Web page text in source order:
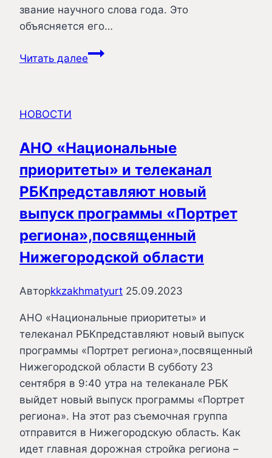
звание научного слова года. Это
объясняется его…
Читать далееНа
слово
года
науке
в
2024
НОВОСТИ
АНО «Национальные
приоритеты» и телеканал
РБКпредставляют новый
выпуск программы «Портрет
региона»,посвященный
Нижегородской области
Авторkkzakhmatyurt 25.09.2023
АНО «Национальные приоритеты» и
телеканал РБКпредставляют новый выпуск
программы «Портрет региона»,посвященный
Нижегородской области В субботу 23
сентября в 9:40 утра на телеканале РБК
выйдет новый выпуск программы «Портрет
региона». На этот раз съемочная группа
отправится в Нижегородскую область. Как
идет главная дорожная стройка региона –